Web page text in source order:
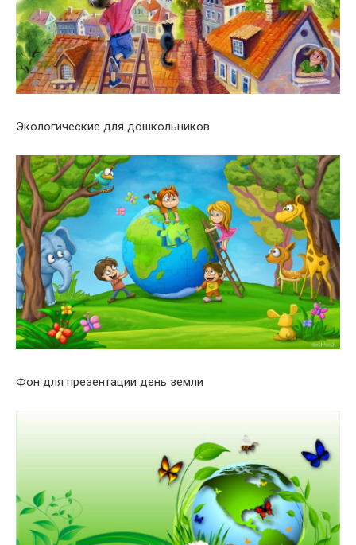
Экологические для дошкольников
Фон для презентации день земли